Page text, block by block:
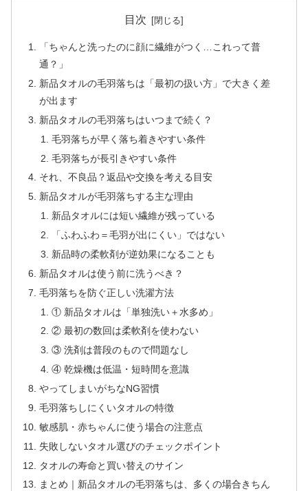
目次
「ちゃんと洗ったのに顔に繊維がつく…これって普
通？」
新品タオルの毛羽落ちは「最初の扱い方」で大きく差
が出ます
新品タオルの毛羽落ちはいつまで続く？
毛羽落ちが早く落ち着きやすい条件
毛羽落ちが長引きやすい条件
それ、不良品？返品や交換を考える目安
新品タオルが毛羽落ちする主な理由
新品タオルには短い繊維が残っている
「ふわふわ＝毛羽が出にくい」ではない
新品時の柔軟剤が逆効果になることも
新品タオルは使う前に洗うべき？
毛羽落ちを防ぐ正しい洗濯方法
① 新品タオルは「単独洗い＋水多め」
② 最初の数回は柔軟剤を使わない
③ 洗剤は普段のもので問題なし
④ 乾燥機は低温・短時間を意識
やってしまいがちなNG習慣
毛羽落ちしにくいタオルの特徴
敏感肌・赤ちゃんに使う場合の注意点
失敗しないタオル選びのチェックポイント
タオルの寿命と買い替えのサイン
まとめ｜新品タオルの毛羽落ちは、多くの場合きちん